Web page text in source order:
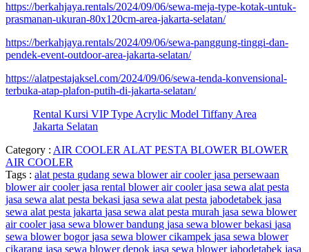
https://berkahjaya.rentals/2024/09/06/sewa-meja-type-kotak-untuk-
prasmanan-ukuran-80x120cm-area-jakarta-selatan/
https://berkahjaya.rentals/2024/09/06/sewa-panggung-tinggi-dan-
pendek-event-outdoor-area-jakarta-selatan/
https://alatpestajaksel.com/2024/09/06/sewa-tenda-konvensional-
terbuka-atap-plafon-putih-di-jakarta-selatan/
Rental Kursi VIP Type Acrylic Model Tiffany Area
Jakarta Selatan
Category : AIR COOLER ALAT PESTA BLOWER BLOWER
AIR COOLER
Tags : alat pesta gudang sewa blower air coolerjasa persewaan
blower air coolerjasa rental blower air coolerjasa sewa alat pesta
jasa sewa alat pesta bekasi jasa sewa alat pesta jabodetabek jasa
sewa alat pesta jakarta jasa sewa alat pesta murah jasa sewa blower
air coolerjasa sewa blower bandung jasa sewa blower bekasi jasa
sewa blower bogorjasa sewa blower cikampek jasa sewa blower
cikarang jasa sewa blower depok jasa sewa blower jabodetabek jasa